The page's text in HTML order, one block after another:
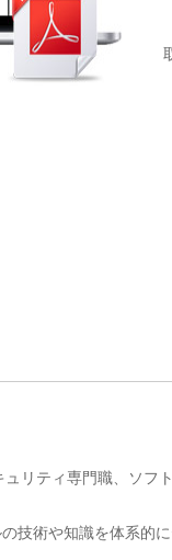
リティ専門職、ソフ
技術や知識を体系的